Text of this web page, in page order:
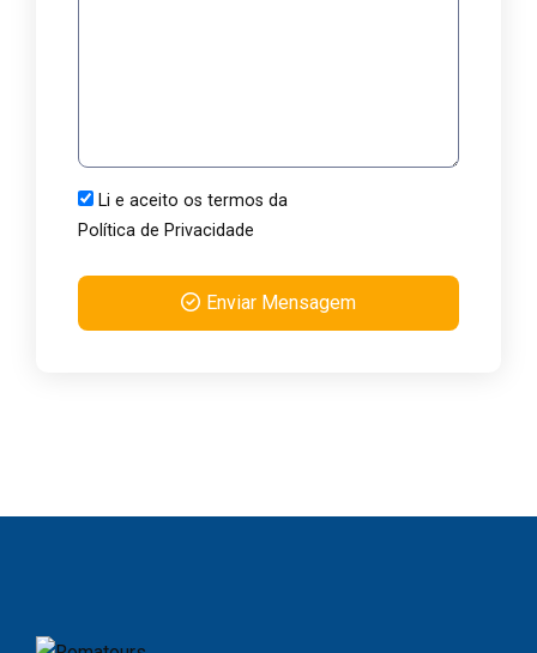
Li e aceito os termos da
Política de Privacidade
Enviar Mensagem